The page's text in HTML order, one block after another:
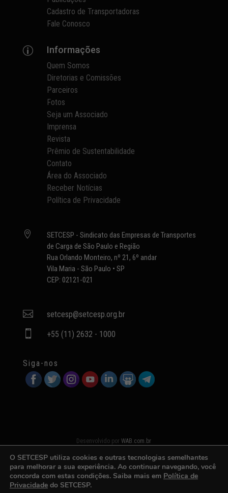
Cadastro de Transportadoras
Fale Conosco
p Informações
Quem Somos
Diretorias e Comissões
Parceiros
Fotos
Seja um Associado
Imprensa
Revista
Prêmio de Sustentabilidade
Contato
Área do Associado
Receber Notícias
Política de Privacidade

SETCESP - Sindicato das Empresas de Transportes
de Carga de São Paulo e Região
Rua Orlando Monteiro, nº 21, 6º andar
Vila Maria - São Paulo • SP
CEP: 02121-021
 setcesp@setcesp.org.br
 +55 (11) 2632 - 1000
Siga-nos
Desenvolvido porWAB.com.br
O SETCESP utiliza cookies e outras tecnologias semelhantes
para melhorar a sua experiência. Ao continuar navegando, você
concorda com estas condições. Saiba mais em Política de
Privacidade do SETCESP.